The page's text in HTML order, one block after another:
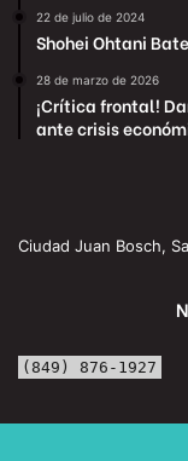
22 de julio de 2024
Shohei Ohtani
28 de marzo de 2026
¡Crítica frontal!
ante crisis
Ciudad Juan Bosch,
(849) 876-1927